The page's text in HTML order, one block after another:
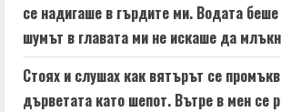
се надигаше в гърдите ми. Водата
шумът в главата ми не искаше да
Стоях и слушах как вятърът се
дърветата като шепот. Вътре в мен се